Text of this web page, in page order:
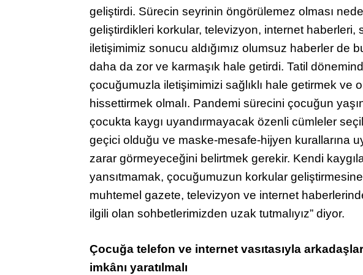
geliştirdi. Sürecin seyrinin öngörülemez olması
geliştirdikleri korkular, televizyon, internet haberleri,
iletişimimiz sonucu aldığımız olumsuz haberler de
daha da zor ve karmaşık hale getirdi. Tatil
çocuğumuzla iletişimimizi sağlıklı hale getirmek ve
hissettirmek olmalı. Pandemi sürecini çocuğun
çocukta kaygı uyandırmayacak özenli cümleler
geçici olduğu ve maske-mesafe-hijyen kurallarına
zarar görmeyeceğini belirtmek gerekir. Kendi
yansıtmamak, çocuğumuzun korkular
muhtemel gazete, televizyon ve internet
ilgili olan sohbetlerimizden uzak tutmalıyız” diyor.
Çocuğa telefon ve internet vasıtasıyla
imkânı yaratılmalı